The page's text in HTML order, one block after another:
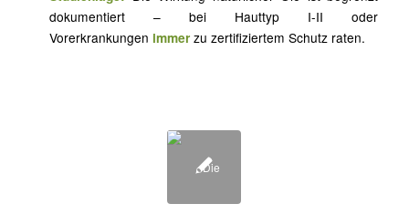
dokumentiert – bei Hauttyp I-II oder
Vorerkrankungen immer zu zertifiziertem Schutz raten.